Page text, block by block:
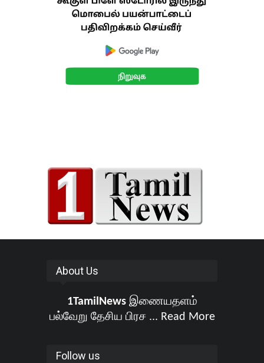
About Us
1TamilNewsஇணையதளம்
பல்வேறு தேசிய பிரச ... Read More
Follow us